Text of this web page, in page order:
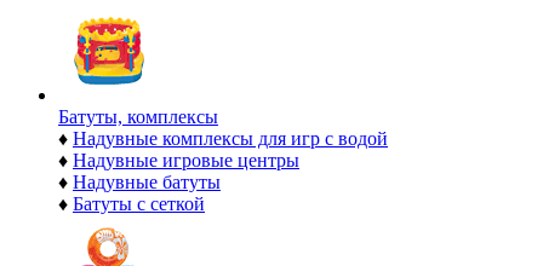
Батуты, комплексы
♦ Надувные комплексы для игр с водой
♦ Надувные игровые центры
♦ Надувные батуты
♦ Батуты с сеткой